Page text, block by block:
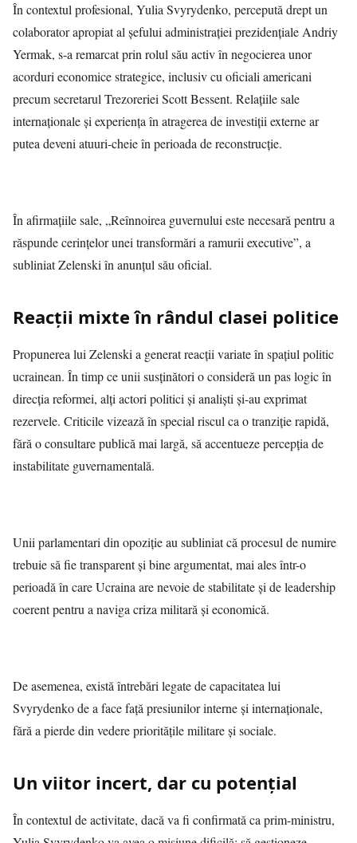
În contextul profesional, Yulia Svyrydenko, percepută drept un
colaborator apropiat al șefului administrației prezidențiale Andriy
Yermak, s-a remarcat prin rolul său activ în negocierea unor
acorduri economice strategice, inclusiv cu oficiali americani
precum secretarul Trezoreriei Scott Bessent. Relațiile sale
internaționale și experiența în atragerea de investiții externe ar
putea deveni atuuri-cheie în perioada de reconstrucție.
În afirmaţiile sale, „Reînnoirea guvernului este necesară pentru a
răspunde cerințelor unei transformări a ramurii executive”, a
subliniat Zelenski în anunțul său oficial.
Reacții mixte în rândul clasei politice
Propunerea lui Zelenski a generat reacții variate în spațiul politic
ucrainean. În timp ce unii susținători o consideră un pas logic în
direcția reformei, alți actori politici și analiști și-au exprimat
rezervele. Criticile vizează în special riscul ca o tranziție rapidă,
fără o consultare publică mai largă, să accentueze percepția de
instabilitate guvernamentală.
Unii parlamentari din opoziție au subliniat că procesul de numire
trebuie să fie transparent și bine argumentat, mai ales într-o
perioadă în care Ucraina are nevoie de stabilitate și de leadership
coerent pentru a naviga criza militară și economică.
De asemenea, există întrebări legate de capacitatea lui
Svyrydenko de a face față presiunilor interne și internaționale,
fără a pierde din vedere prioritățile militare și sociale.
Un viitor incert, dar cu potențial
În contextul de activitate, dacă va fi confirmată ca prim-ministru,